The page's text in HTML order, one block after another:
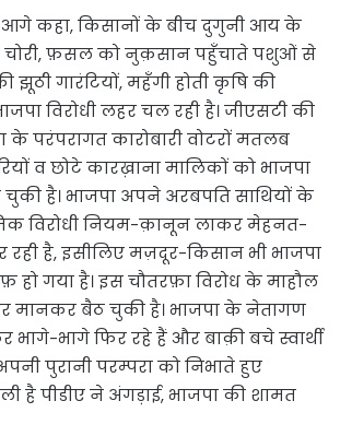
कहा, किसानों के बीच दुगुनी आय के
चोरी, फ़सल को नुक़सान पहुँचाते पशुओं से
झूठी गारंटियों, महँगी होती कृषि की
विरोधी लहर चल रही है। जीएसटी की
के परंपरागत कारोबारी वोटरों मतलब
व छोटे कारख़ाना मालिकों को भाजपा
है। भाजपा अपने अरबपति साथियों के
विरोधी नियम-क़ानून लाकर मेहनत-
रही है, इसीलिए मज़दूर-किसान भी भाजपा
हो गया है। इस चौतरफ़ा विरोध के माहौल
मानकर बैठ चुकी है। भाजपा के नेतागण
भागे फिर रहे हैं और बाक़ी बचे स्वार्थी
पुरानी परम्परा को निभाते हुए
है पीडीए ने अंगड़ाई, भाजपा की शामत